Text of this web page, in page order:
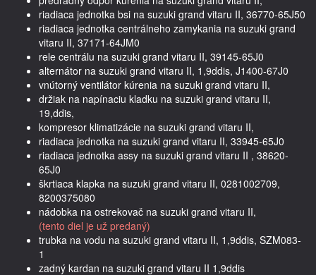
riadiaca jednotka bsi na suzuki grand vitaru II, 36770-65J50
riadiaca jednotka centrálneho zamykania na suzuki grand
vitaru II, 37171-64JM0
rele centrálu na suzuki grand vitaru II, 39145-65J0
alternátor na suzuki grand vitaru II, 1,9ddis, J1400-67J0
vnútorný ventilátor kúrenia na suzuki grand vitaru II,
držiak na napínaciu kladku na suzuki grand vitaru II,
19,ddis,
kompresor klimatizácie na suzuki grand vitaru II,
riadiaca jednotka na suzuki grand vitaru II, 33945-65J0
riadiaca jednotka assy na suzuki grand vitaru II , 38620-
65J0
škrtiaca klapka na suzuki grand vitaru II, 0281002709,
8200375080
nádobka na ostrekovač na suzuki grand vitaru II,
(tento diel je už predaný)
trubka na vodu na suzuki grand vitaru II, 1,9ddis, SZM083-
1
zadný kardan na suzuki grand vitaru II 1,9ddis